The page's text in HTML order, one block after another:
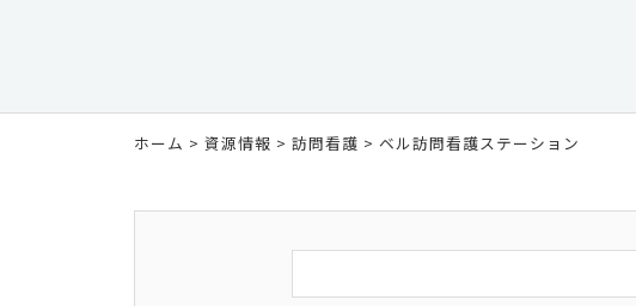
ホーム > 資源情報 > 訪問看護 > ベル訪問看護ステーション